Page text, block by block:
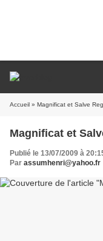
Accueil » Magnificat et Salve
Magnificat et
Publié le 13/07/2009 à
Par assumhenri@yahoo.fr